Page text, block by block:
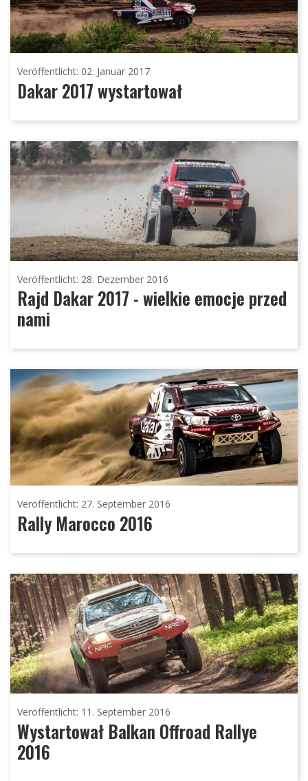
Veröffentlicht: 02. Januar 2017
Dakar 2017 wystartował
Veröffentlicht: 28. Dezember 2016
Rajd Dakar 2017 - wielkie emocje przed
nami
Veröffentlicht: 27. September 2016
Rally Marocco 2016
Veröffentlicht: 11. September 2016
Wystartował Balkan Offroad Rallye
2016